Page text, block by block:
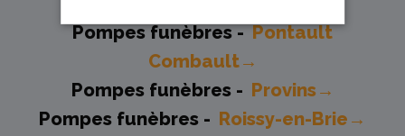
Pompes funèbres -Pontault
Combault→
Pompes funèbres - Provins→
Pompes funèbres - Roissy-en-Brie→